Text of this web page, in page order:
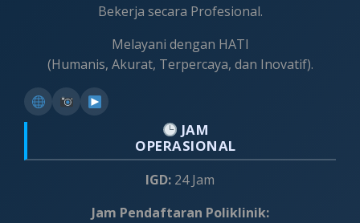
Bekerja secara Profesional.
Melayani dengan HATI
(Humanis, Akurat, Terpercaya, dan Inovatif).
JAM
OPERASIONAL
IGD: 24 Jam
Jam Pendaftaran Poliklinik: